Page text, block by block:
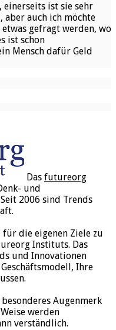
einerseits ist sie sehr
aber auch ich möchte
gefragt werden, wo
ist schon
Mensch dafür Geld
Das futureorg
und
2006 sind Trends
für die eigenen Ziele zu
Instituts. Das
und Innovationen
Ihre
Augenmerk
werden
verständlich.